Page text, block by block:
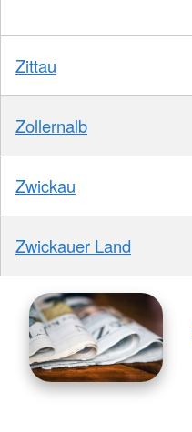
Zittau
Zollernalb
Zwickau
Zwickauer Land